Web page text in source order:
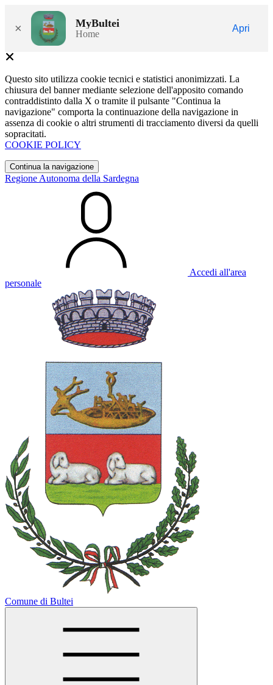
× MyBultei
Home
Apri
Questo sito utilizza cookie tecnici e statistici anonimizzati. La
chiusura del banner mediante selezione dell'apposito comando
contraddistinto dalla X o tramite il pulsante "Continua la
navigazione" comporta la continuazione della navigazione in
assenza di cookie o altri strumenti di tracciamento diversi da quelli
sopracitati.
COOKIE POLICY
Continua la navigazione
Regione Autonoma della Sardegna
Accedi all'area
personale
Comune di Bultei